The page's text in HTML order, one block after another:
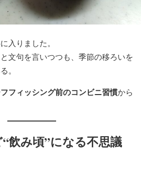
入りました。
文句を言いつつも、季節の移ろいを
。
フィッシング前のコンビニ習慣から
飲み頃”になる不思議